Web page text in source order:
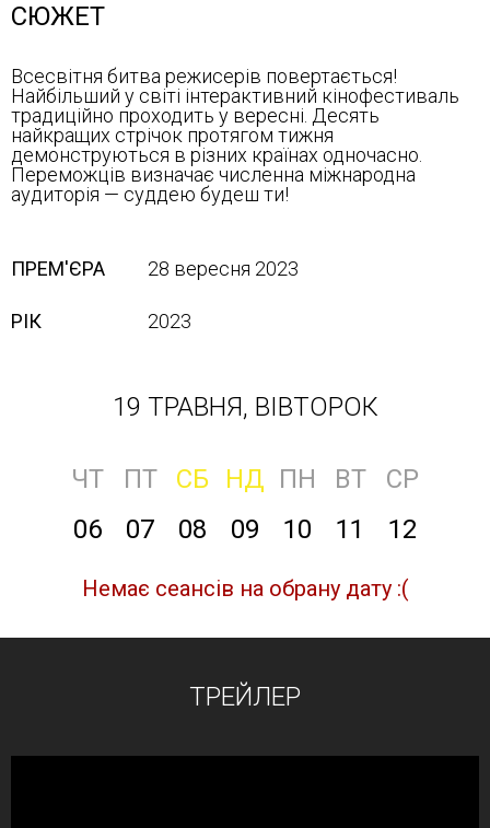
СЮЖЕТ
Всесвітня битва режисерів повертається!
Найбільший у світі інтерактивний кінофестиваль
традиційно проходить у вересні. Десять
найкращих стрічок протягом тижня
демонструються в різних країнах одночасно.
Переможців визначає численна міжнародна
аудиторія — суддею будеш ти!
ПРЕМ'ЄРА 28 вересня 2023
РІК 2023
19 ТРАВНЯ, ВІВТОРОК
ЧТ ПТ СБ НД ПН ВТ
СР
06
07 08 09 10 11 12
Немає сеансів на обрану дату :(
ТРЕЙЛЕР